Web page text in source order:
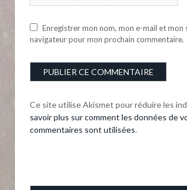
Enregistrer mon nom, mon e-mail et mon
navigateur pour mon prochain commentaire.
Ce site utilise Akismet pour réduire les
savoir plus sur comment les données de
commentaires sont utilisées.